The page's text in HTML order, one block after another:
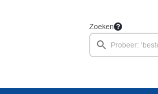
Zoeken